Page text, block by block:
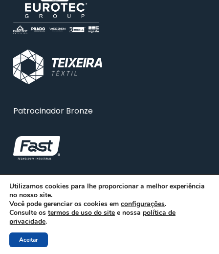
Patrocinador Bronze
Utilizamos cookies para lhe proporcionar a melhor experiência
no nosso site.
Você pode gerenciar os cookies em configurações.
Consulte os termos de uso do site e nossa política de
privacidade.
Aceitar